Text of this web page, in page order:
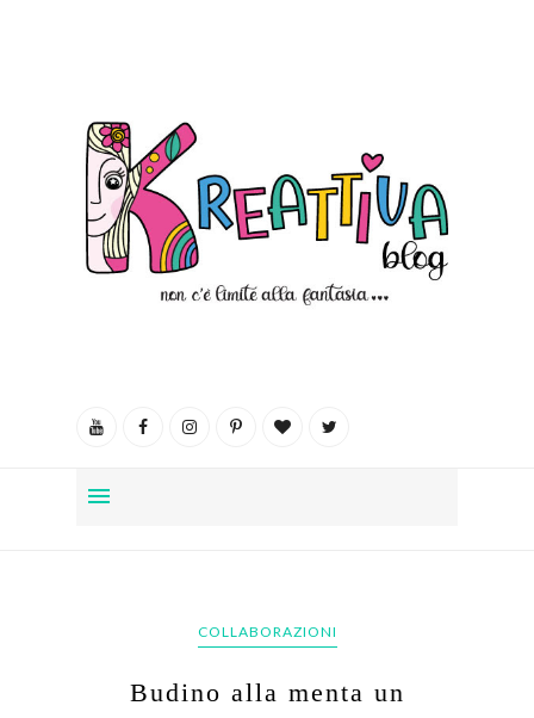
COLLABORAZIONI
Budino alla menta un